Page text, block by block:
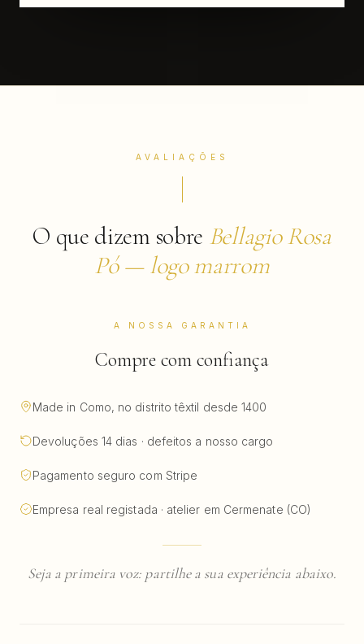
AVALIAÇÕES
O que dizem sobre Bellagio Rosa
Pó — logo marrom
A NOSSA GARANTIA
Compre com confiança
Made in Como, no distrito têxtil desde 1400
Devoluções 14 dias · defeitos a nosso cargo
Pagamento seguro com Stripe
Empresa real registada · atelier em Cermenate (CO)
Seja a primeira voz: partilhe a sua experiência abaixo.